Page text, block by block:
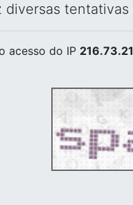
diversas
acesso do IP